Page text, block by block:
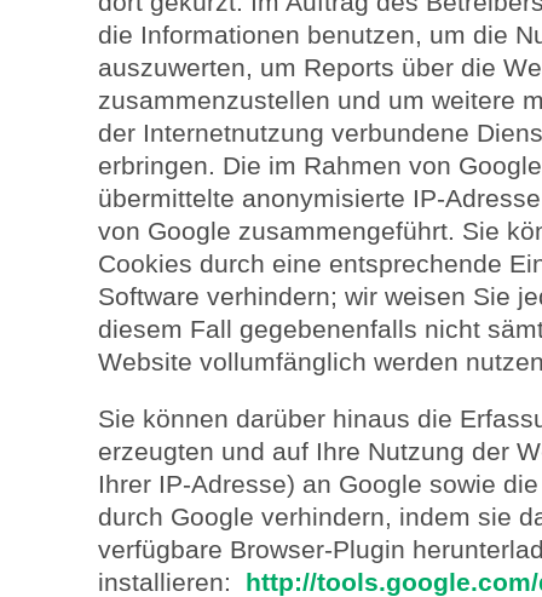
die Informationen benutzen, um die
auszuwerten, um Reports über die
zusammenzustellen und um weitere
der Internetnutzung verbundene
erbringen. Die im Rahmen von
übermittelte anonymisierte IP-
von Google zusammengeführt. Sie
Cookies durch eine entsprechende
Software verhindern; wir weisen Sie
diesem Fall gegebenenfalls nicht
Website vollumfänglich werden
Sie können darüber hinaus die
erzeugten und auf Ihre Nutzung der
Ihrer IP-Adresse) an Google sowie
durch Google verhindern, indem sie
verfügbare Browser-Plugin
installieren: http://